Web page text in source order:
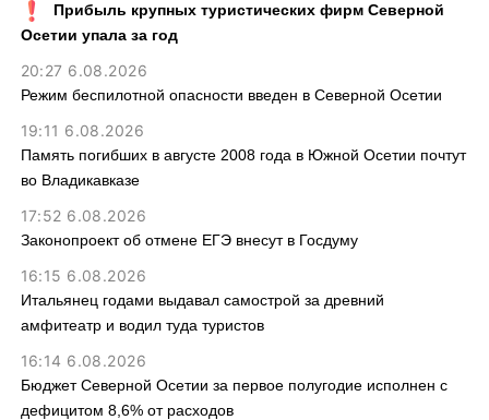
Прибыль крупных туристических фирм Северной
Осетии упала за год
20:27 6.08.2026
Режим беспилотной опасности введен в Северной Осетии
19:11 6.08.2026
Память погибших в августе 2008 года в Южной Осетии почтут
во Владикавказе
17:52 6.08.2026
Законопроект об отмене ЕГЭ внесут в Госдуму
16:15 6.08.2026
Итальянец годами выдавал самострой за древний
амфитеатр и водил туда туристов
16:14 6.08.2026
Бюджет Северной Осетии за первое полугодие исполнен с
дефицитом 8,6% от расходов